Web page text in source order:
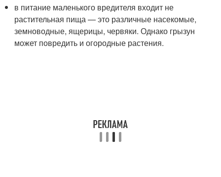
в питание маленького вредителя входит не
растительная пища — это различные насекомые,
земноводные, ящерицы, червяки. Однако грызун
может повредить и огородные растения.